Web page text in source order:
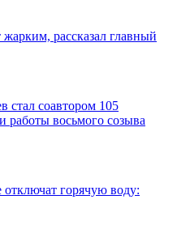
жарким, рассказал главный
стал соавтором 105
работы восьмого созыва
горячую воду: